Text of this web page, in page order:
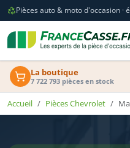
Pièces auto & moto d'occasion ·
La boutique
7 722 793 pièces en stock
Accueil Pièces Chevrolet